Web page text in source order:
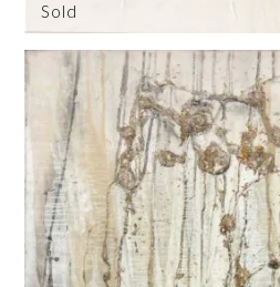
Sold